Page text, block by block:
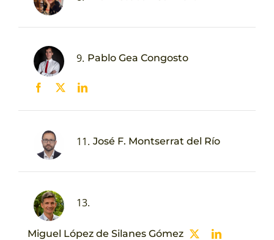
9. Pablo Gea Congosto
11. José F. Montserrat del Río
13.
Miguel López de Silanes Gómez